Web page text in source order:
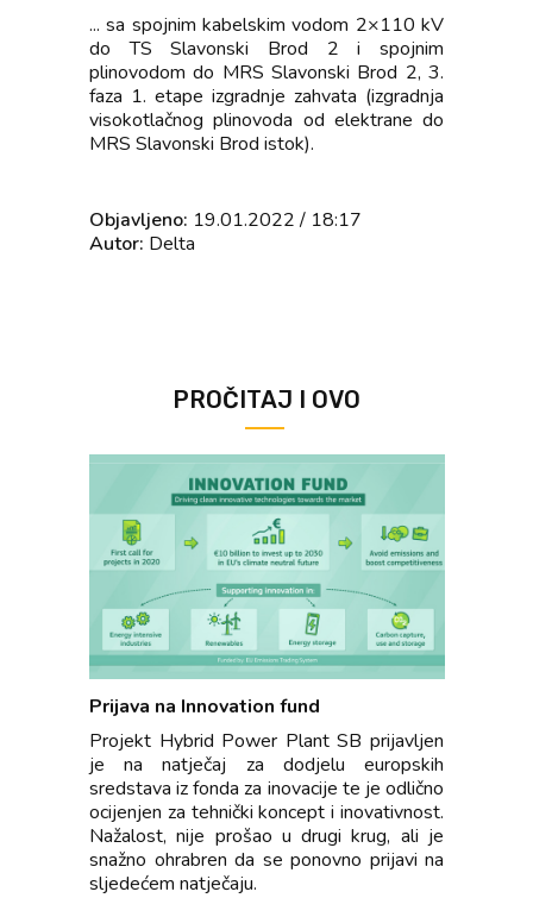
... sa spojnim kabelskim vodom 2×110 kV
do TS Slavonski Brod 2 i spojnim
plinovodom do MRS Slavonski Brod 2, 3.
faza 1. etape izgradnje zahvata (izgradnja
visokotlačnog plinovoda od elektrane do
MRS Slavonski Brod istok).
Objavljeno: 19.01.2022 / 18:17
Autor: Delta
PROČITAJ I OVO
Prijava na Innovation fund
Projekt Hybrid Power Plant SB prijavljen
je na natječaj za dodjelu europskih
sredstava iz fonda za inovacije te je odlično
ocijenjen za tehnički koncept i inovativnost.
Nažalost, nije prošao u drugi krug, ali je
snažno ohrabren da se ponovno prijavi na
sljedećem natječaju.